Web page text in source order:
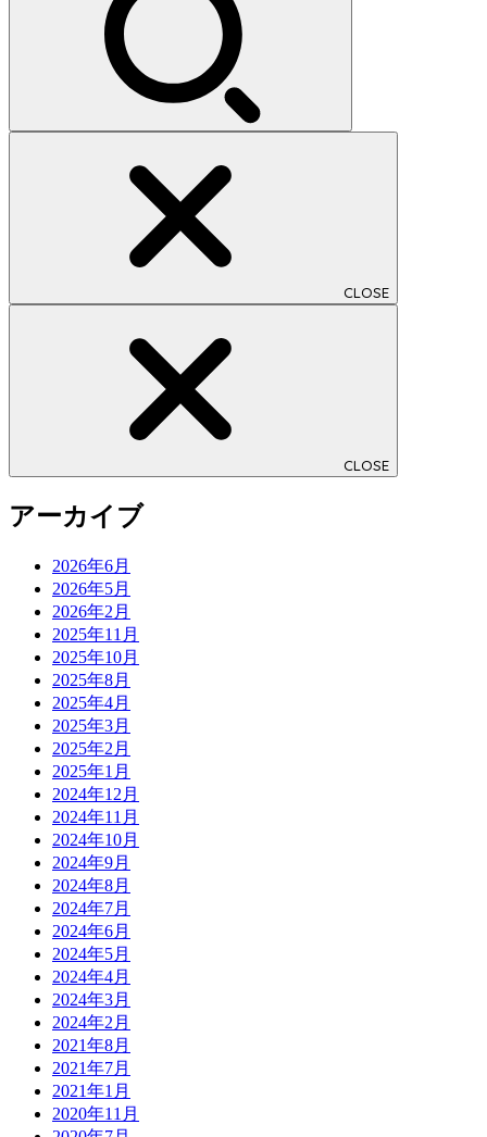
CLOSE
CLOSE
アーカイブ
2026年6月
2026年5月
2026年2月
2025年11月
2025年10月
2025年8月
2025年4月
2025年3月
2025年2月
2025年1月
2024年12月
2024年11月
2024年10月
2024年9月
2024年8月
2024年7月
2024年6月
2024年5月
2024年4月
2024年3月
2024年2月
2021年8月
2021年7月
2021年1月
2020年11月